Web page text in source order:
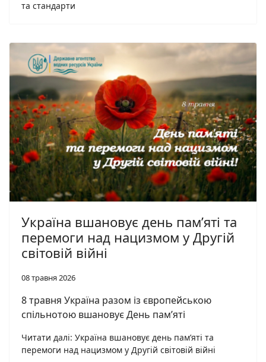
та стандарти
Україна вшановує день пам’яті та
перемоги над нацизмом у Другій
світовій війні
08 травня 2026
8 травня Україна разом із європейською
спільнотою вшановує День пам’яті
Читати далі: Україна вшановує день пам’яті та
перемоги над нацизмом у Другій світовій війні